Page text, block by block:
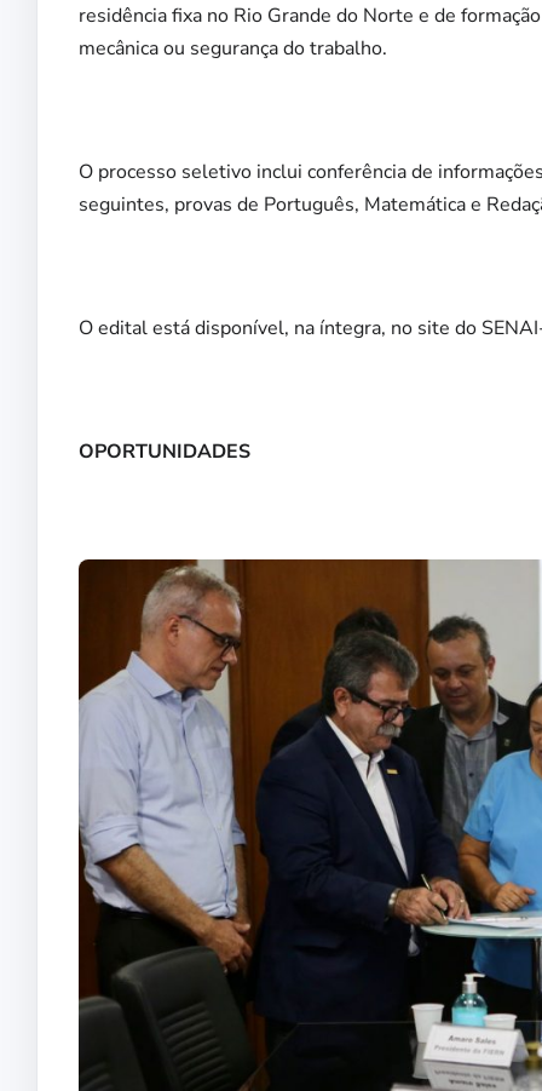
residência fixa no Rio Grande do Norte e de
mecânica ou segurança do trabalho.
O processo seletivo inclui conferência de
seguintes, provas de Português, Matemática e
O edital está disponível, na íntegra, no site do
OPORTUNIDADES